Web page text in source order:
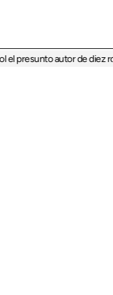
presunto autor de diez